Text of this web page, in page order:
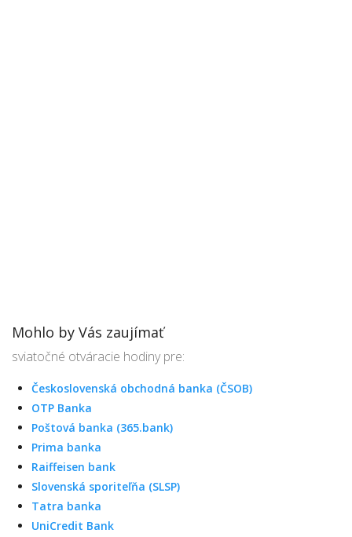
Mohlo by Vás zaujímať
sviatočné otváracie hodiny pre:
Československá obchodná banka (ČSOB)
OTP Banka
Poštová banka (365.bank)
Prima banka
Raiffeisen bank
Slovenská sporiteľňa (SLSP)
Tatra banka
UniCredit Bank